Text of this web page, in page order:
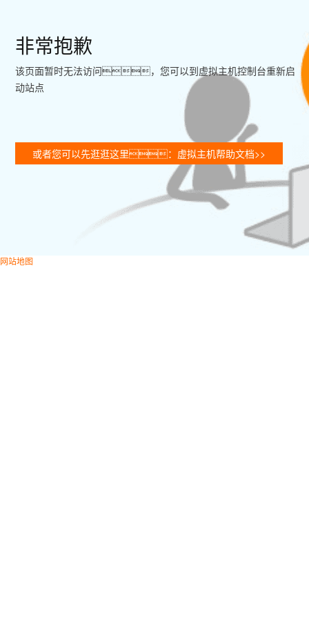
非常抱歉
该页面暂时无法访问，您可以到虚拟主机控制台重新启
动站点
或者您可以先逛逛这里：虚拟主机帮助文档>>
网站地图